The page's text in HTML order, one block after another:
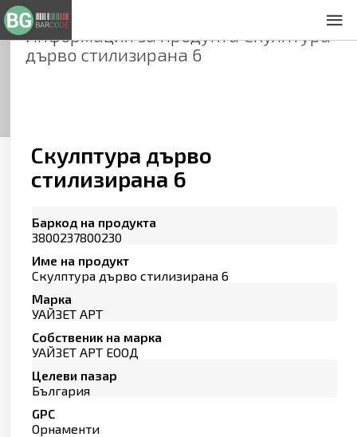
Информация за продуктаСкулптура
дърво стилизирана 6
Скулптура дърво
стилизирана 6
Баркод на продукта
3800237800230
Име на продукт
Скулптура дърво стилизирана 6
Марка
УАЙЗЕТ АРТ
Собственик на марка
УАЙЗЕТ АРТ ЕООД
Целеви пазар
България
GPC
Орнаменти
Общи условия